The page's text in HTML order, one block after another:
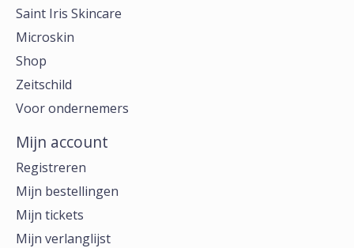
Saint Iris Skincare
Microskin
Shop
Zeitschild
Voor ondernemers
Mijn account
Registreren
Mijn bestellingen
Mijn tickets
Mijn verlanglijst